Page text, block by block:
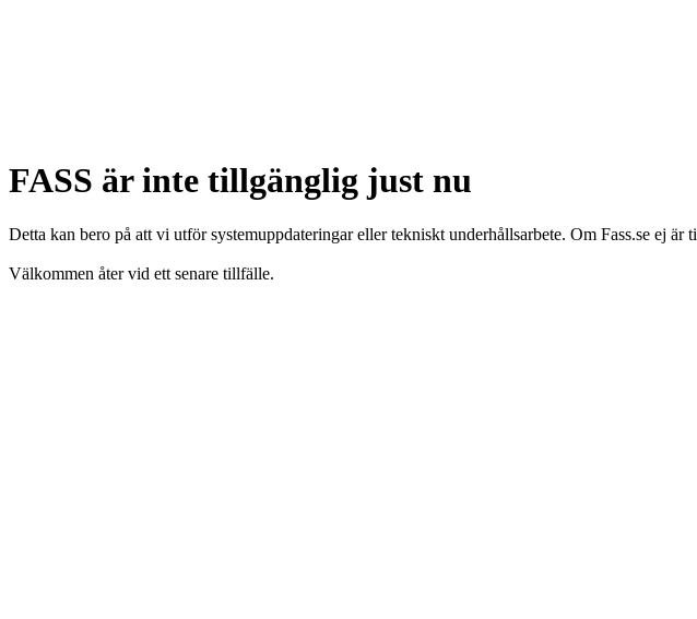
FASS är inte tillgänglig just nu
Detta kan bero på att vi utför systemuppdateringar eller tekniskt underhållsarbete. Om Fass.se ej
Välkommen åter vid ett senare tillfälle.